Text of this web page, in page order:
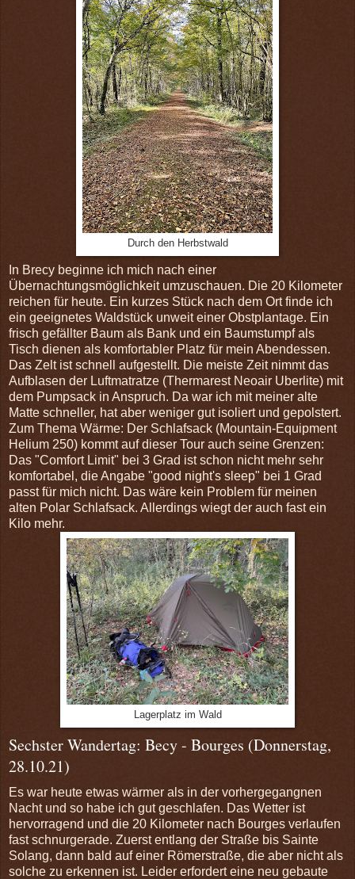
Durch den Herbstwald
In Brecy beginne ich mich nach einer
Übernachtungsmöglichkeit umzuschauen. Die 20 Kilometer
reichen für heute. Ein kurzes Stück nach dem Ort finde ich
ein geeignetes Waldstück unweit einer Obstplantage. Ein
frisch gefällter Baum als Bank und ein Baumstumpf als
Tisch dienen als komfortabler Platz für mein Abendessen.
Das Zelt ist schnell aufgestellt. Die meiste Zeit nimmt das
Aufblasen der Luftmatratze (Thermarest Neoair Uberlite) mit
dem Pumpsack in Anspruch. Da war ich mit meiner alte
Matte schneller, hat aber weniger gut isoliert und gepolstert.
Zum Thema Wärme: Der Schlafsack (Mountain-Equipment
Helium 250) kommt auf dieser Tour auch seine Grenzen:
Das "Comfort Limit" bei 3 Grad ist schon nicht mehr sehr
komfortabel, die Angabe "good night's sleep" bei 1 Grad
passt für mich nicht. Das wäre kein Problem für meinen
alten Polar Schlafsack. Allerdings wiegt der auch fast ein
Kilo mehr.
Lagerplatz im Wald
Sechster Wandertag: Becy - Bourges (Donnerstag,
28.10.21)
Es war heute etwas wärmer als in der vorhergegangnen
Nacht und so habe ich gut geschlafen. Das Wetter ist
hervorragend und die 20 Kilometer nach Bourges verlaufen
fast schnurgerade. Zuerst entlang der Straße bis Sainte
Solang, dann bald auf einer Römerstraße, die aber nicht als
solche zu erkennen ist. Leider erfordert eine neu gebaute